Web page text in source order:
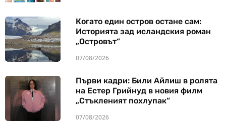
Когато един остров остане сам:
Историята зад исландския роман
„Островът“
07/08/2026
Първи кадри: Били Айлиш в ролята
на Естер Грийнуд в новия филм
„Стъкленият похлупак“
07/08/2026